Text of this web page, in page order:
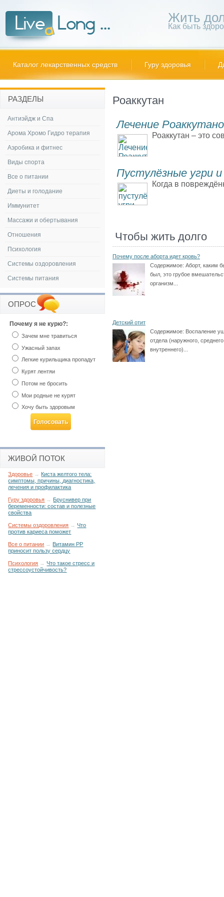
Жить
Как быть
Каталог лекарственных средств Гуру здоровья
Роаккутан
Лечение
Роаккутан – это
Пустулёзные угри и
Когда в
Чтобы жить долго
Почему после аборта идет кровь?
Содержимое: Аборт, каким
был, это грубое
организм...
Детский отит
Содержимое: Воспаление
отдела (наружного,
внутреннего)...
РАЗДЕЛЫ
Антиэйдж и Спа
Арома Хромо Гидро терапия
Аэробика и фитнес
Виды спорта
Все о питании
Диеты и голодание
Иммунитет
Массажи и обертывания
Отношения
Психология
Системы оздоровления
Системы питания
ОПРОС
Почему я не курю?:
Зачем мне травиться
Ужасный запах
Легкие курильщика пропадут
Курят лентяи
Потом не бросить
Мои родные не курят
Хочу быть здоровым
ЖИВОЙ ПОТОК
Здоровье → Киста желтого тела:
симптомы, причины, диагностика,
лечения и профилактика
Гуру здоровья → Бруснивер при
беременности: состав и полезные
свойства
Системы оздоровления →Что
против кариеса поможет
Все о питании → Витамин РР
приносит пользу сердцу
Психология →Что такое стресс и
стрессоустойчивость?